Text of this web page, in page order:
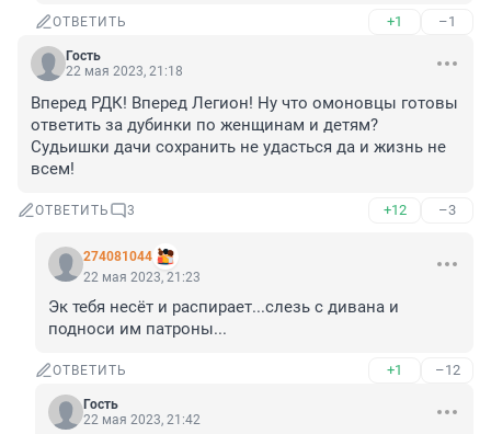
ОТВЕТИТЬ +1 –1
Гость
22 мая 2023, 21:18
Вперед РДК! Вперед Легион! Ну что омоновцы готовы
ответить за дубинки по женщинам и детям?
Судьишки дачи сохранить не удасться да и жизнь не
всем!
ОТВЕТИТЬ 3 +12 –3
274081044
22 мая 2023, 21:23
Эк тебя несёт и распирает...слезь с дивана и
подноси им патроны...
ОТВЕТИТЬ +1 –12
Гость
22 мая 2023, 21:42